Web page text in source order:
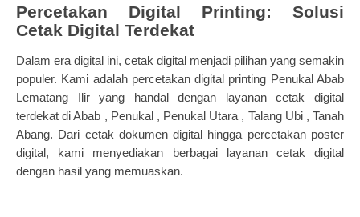
Percetakan Digital Printing: Solusi
Cetak Digital Terdekat
Dalam era digital ini, cetak digital menjadi pilihan yang semakin
populer. Kami adalah percetakan digital printing Penukal Abab
Lematang Ilir yang handal dengan layanan cetak digital
terdekat di Abab , Penukal , Penukal Utara , Talang Ubi , Tanah
Abang. Dari cetak dokumen digital hingga percetakan poster
digital, kami menyediakan berbagai layanan cetak digital
dengan hasil yang memuaskan.